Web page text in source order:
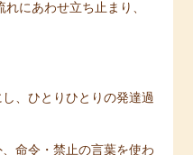
にあわせ立ち止まり、
、ひとりひとりの発達過
命令・禁止の言葉を使わ